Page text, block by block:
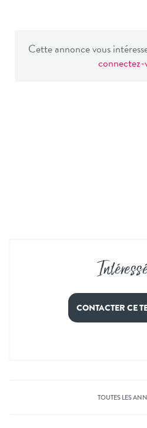
Cette annonce vous
connectez-
CONTACTER CE
TOUTES LES